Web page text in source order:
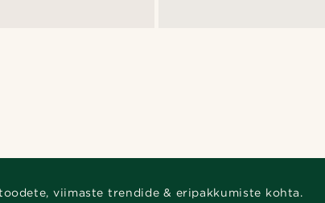
viimaste trendide & eripakkumiste kohta.